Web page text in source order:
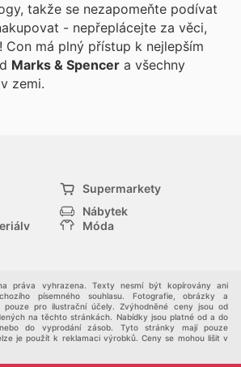
takže se nezapomeňte podívat
- nepřeplácejte za věci,
Con má plný přístup k nejlepším
Marks & Spencer a všechny
zemi.
Supermarkety
Nábytek
Móda
práva vyhrazena. Texty nesmí být kopírovány ani
písemného souhlasu. Fotografie, obrázky a
pouze pro ilustrační účely. Zvýhodněné ceny jsou od
na těchto stránkách. Nabídky jsou platné od a do
do vyprodání zásob. Tyto stránky mají pouze
je použít k reklamaci výrobků. Ceny se mohou lišit v